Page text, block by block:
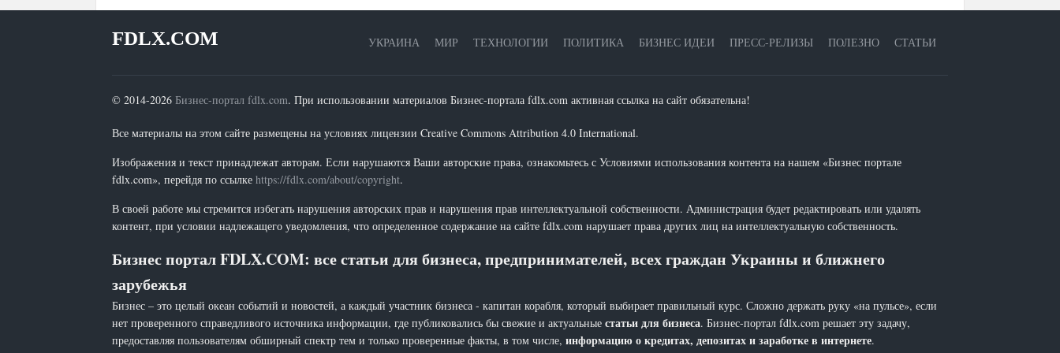
УКРАИНА МИР ТЕХНОЛОГИИ ПОЛИТИКА БИЗНЕС ИДЕИ ПРЕСС-РЕЛИЗЫ ПОЛЕЗНО СТАТЬИ
FDLX.COM
© 2014-2026 Бизнес-портал fdlx.com. При использовании материалов Бизнес-портала fdlx.com активная ссылка на сайт обязательна!
Все материалы на этом сайте размещены на условиях лицензии Creative Commons Attribution 4.0 International.
Изображения и текст принадлежат авторам. Если нарушаются Ваши авторские права, ознакомьтесь с Условиями использования контента на нашем «Бизнес портале
fdlx.com», перейдя по ссылке https://fdlx.com/about/copyright.
В своей работе мы стремится избегать нарушения авторских прав и нарушения прав интеллектуальной собственности. Администрация будет редактировать или удалять
контент, при условии надлежащего уведомления, что определенное содержание на сайте fdlx.com нарушает права других лиц на интеллектуальную собственность.
Бизнес портал FDLX.COM: все статьи для бизнеса, предпринимателей, всех граждан Украины и ближнего
зарубежья
Бизнес – это целый океан событий и новостей, а каждый участник бизнеса - капитан корабля, который выбирает правильный курс. Сложно держать руку «на пульсе», если
нет проверенного справедливого источника информации, где публиковались бы свежие и актуальные статьи для бизнеса. Бизнес-портал fdlx.com решает эту задачу,
предоставляя пользователям обширный спектр тем и только проверенные факты, в том числе, информацию о кредитах, депозитах и заработке в интернете.